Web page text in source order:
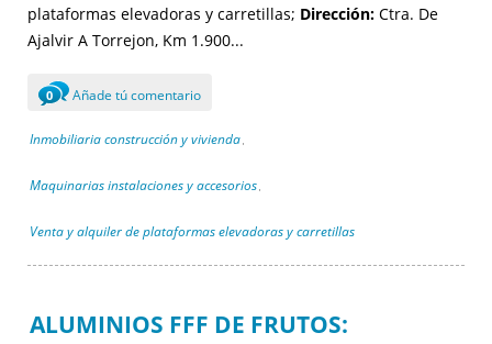
plataformas elevadoras y carretillas; Dirección: Ctra. De
Ajalvir A Torrejon, Km 1.900...
0 Añade tú comentario
Inmobiliaria construcción y vivienda ,
Maquinarias instalaciones y accesorios ,
Venta y alquiler de plataformas elevadoras y carretillas
ALUMINIOS FFF DE FRUTOS: